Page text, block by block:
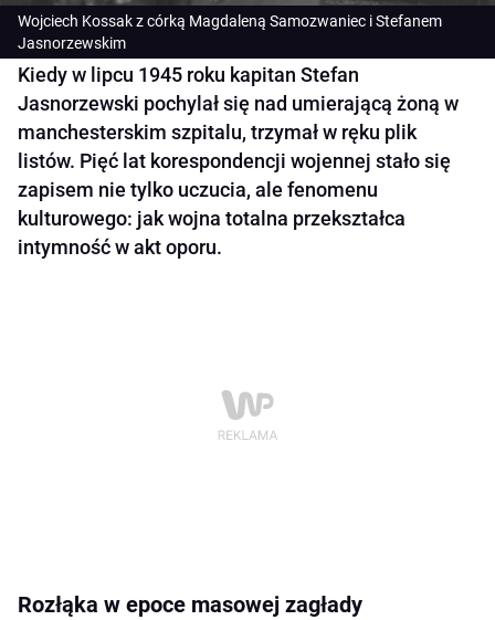
Wojciech Kossak z córką Magdaleną Samozwaniec i Stefanem
Jasnorzewskim
Kiedy w lipcu 1945 roku kapitan Stefan
Jasnorzewski pochylał się nad umierającą żoną w
manchesterskim szpitalu, trzymał w ręku plik
listów. Pięć lat korespondencji wojennej stało się
zapisem nie tylko uczucia, ale fenomenu
kulturowego: jak wojna totalna przekształca
intymność w akt oporu.
Rozłąka w epoce masowej zagłady